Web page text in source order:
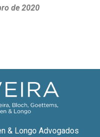
de 2020
& Longo Advogados